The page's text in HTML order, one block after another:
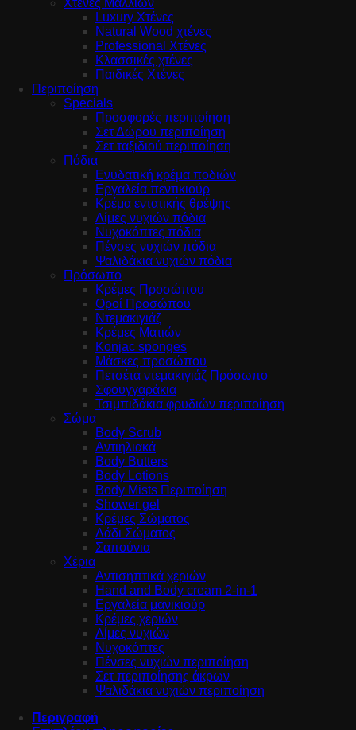
Luxury Χτένες
Natural Wood χτένες
Professional Χτένες
Κλασσικές χτένες
Παιδικές Χτένες
Περιποίηση
Specials
Προσφορές περιποίηση
Σετ Δώρου περιποίηση
Σετ ταξιδιού περιποίηση
Πόδια
Ενυδατική κρέμα ποδιών
Εργαλεία πεντικιούρ
Κρέμα εντατικής θρέψης
Λίμες νυχιών πόδια
Νυχοκόπτες πόδια
Πένσες νυχιών πόδια
Ψαλιδάκια νυχιών πόδια
Πρόσωπο
Κρέμες Προσώπου
Οροί Προσώπου
Ντεμακιγιάζ
Κρέμες Ματιών
Konjac sponges
Μάσκες προσώπου
Πετσέτα ντεμακιγιάζ Πρόσωπο
Σφουγγαράκια
Τσιμπιδάκια φρυδιών περιποίηση
Σώμα
Body Scrub
Αντιηλιακά
Body Butters
Body Lotions
Body Mists Περιποίηση
Shower gel
Κρέμες Σώματος
Λάδι Σώματος
Σαπούνια
Χέρια
Αντισηπτικά χεριών
Hand and Body cream 2-in-1
Εργαλεία μανικιούρ
Κρέμες χεριών
Λίμες νυχιών
Νυχοκόπτες
Πένσες νυχιών περιποίηση
Σετ περιποίησης άκρων
Ψαλιδάκια νυχιών περιποίηση
Περιγραφή